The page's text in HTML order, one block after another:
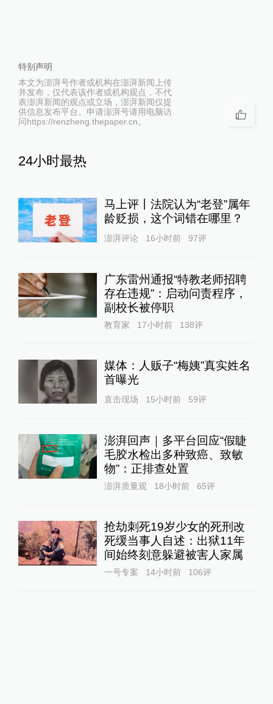
特别声明
本文为澎湃号作者或机构在澎湃新闻上传
并发布，仅代表该作者或机构观点，不代
表澎湃新闻的观点或立场，澎湃新闻仅提
供信息发布平台。申请澎湃号请用电脑访
问https://renzheng.thepaper.cn。
24小时最热
马上评丨法院认为“老登”属年
龄贬损，这个词错在哪里？
澎湃评论 16小时前 97评
广东雷州通报“特教老师招聘
存在违规”：启动问责程序，
副校长被停职
教育家 17小时前 138评
媒体：人贩子“梅姨”真实姓名
首曝光
直击现场 15小时前 59评
澎湃回声｜多平台回应“假睫
毛胶水检出多种致癌、致敏
物”：正排查处置
澎湃质量观 18小时前 65评
抢劫刺死19岁少女的死刑改
死缓当事人自述：出狱11年
间始终刻意躲避被害人家属
一号专案 14小时前 106评